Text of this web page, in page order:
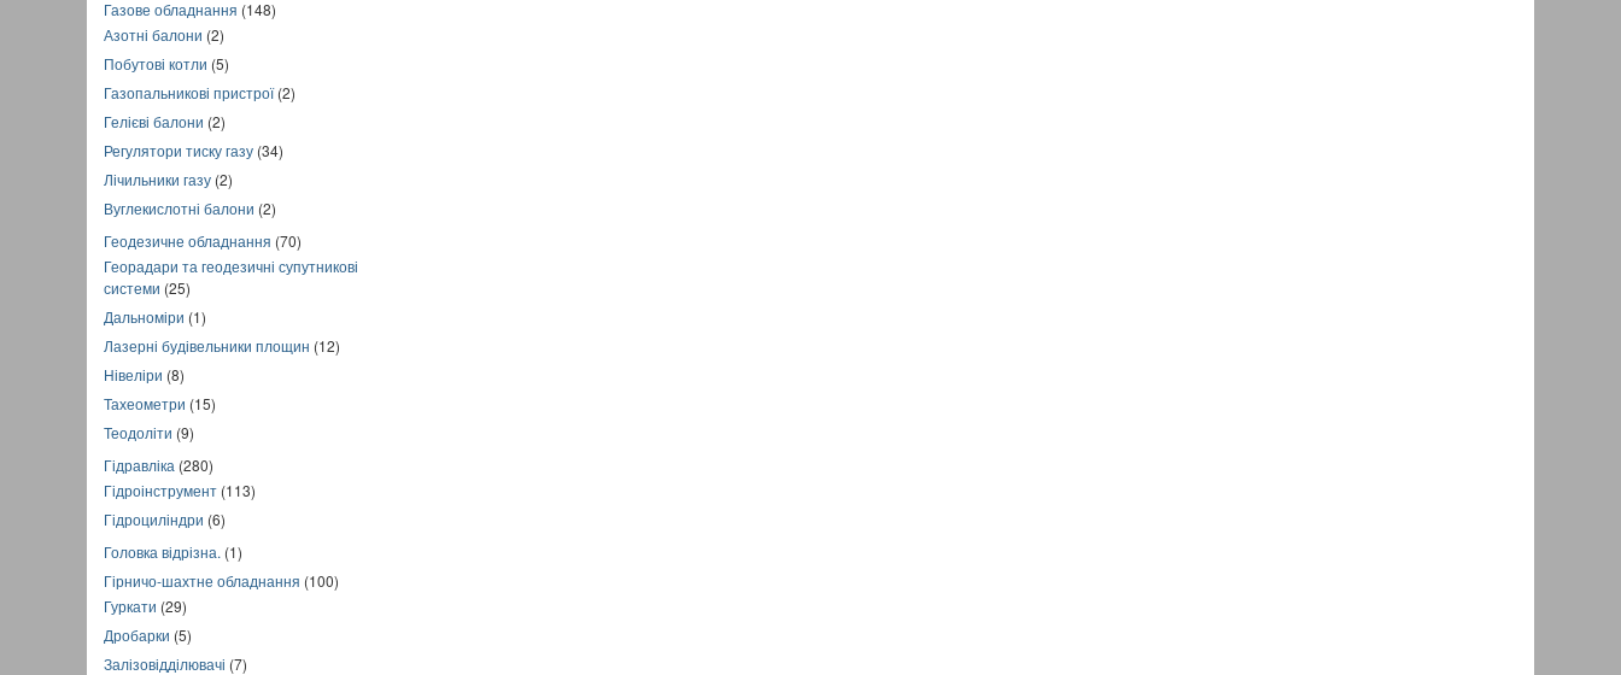
Газове обладнання (148)
Азотні балони (2)
Побутові котли (5)
Газопальникові пристрої(2)
Гелієві балони (2)
Регулятори тиску газу (34)
Лічильники газу (2)
Вуглекислотні балони (2)
Геодезичне обладнання (70)
Георадари та геодезичні супутникові
системи (25)
Дальноміри (1)
Лазерні будівельники площин (12)
Нівеліри (8)
Тахеометри (15)
Теодоліти (9)
Гідравліка (280)
Гідроінструмент (113)
Гідроциліндри (6)
Головка відрізна. (1)
Гірничо-шахтне обладнання (100)
Гуркати (29)
Дробарки (5)
Залізовідділювачі (7)